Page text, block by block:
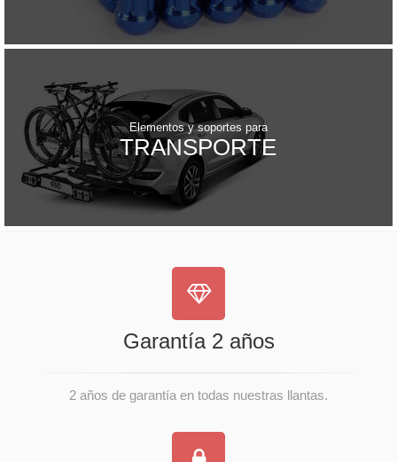
Elementos y soportes para
TRANSPORTE
Garantía 2 años
2 años de garantía en todas nuestras llantas.